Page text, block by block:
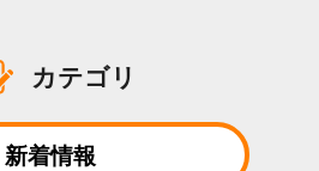
カテゴリ
新着情報